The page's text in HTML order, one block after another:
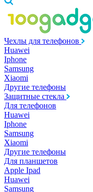
Чехлы для телефонов
Huawei
Iphone
Samsung
Xiaomi
Другие телефоны
Защитные стекла
Для телефонов
Huawei
Iphone
Samsung
Xiaomi
Другие телефоны
Для планшетов
Apple Ipad
Huawei
Samsung